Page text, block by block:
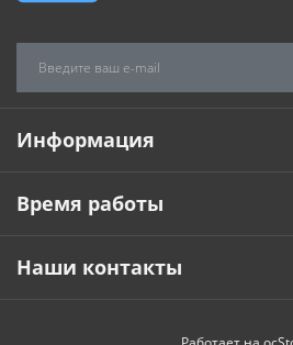
Информация
Время работы
Наши контакты